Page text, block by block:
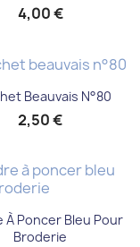
4,00 €
Beauvais N°80
2,50 €
À Poncer Bleu Pour
Broderie